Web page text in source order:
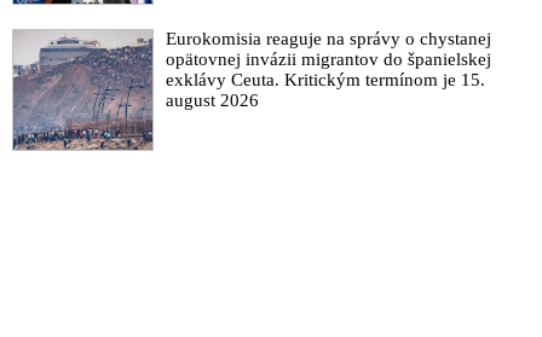
Eurokomisia reaguje na správy o chystanej
opätovnej invázii migrantov do španielskej
exklávy Ceuta. Kritickým termínom je 15.
august 2026